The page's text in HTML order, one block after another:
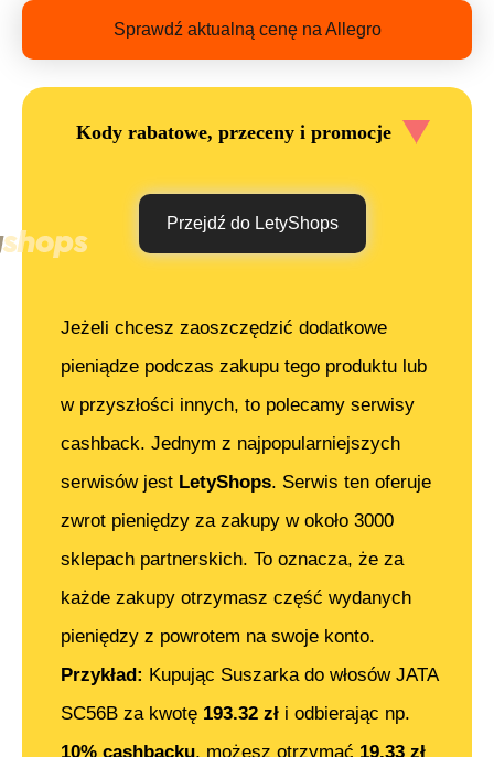
Sprawdź aktualną cenę na Allegro
Kody rabatowe, przeceny i promocje
Przejdź do LetyShops
Jeżeli chcesz zaoszczędzić dodatkowe
pieniądze podczas zakupu tego produktu lub
w przyszłości innych, to polecamy serwisy
cashback. Jednym z najpopularniejszych
serwisów jest LetyShops. Serwis ten oferuje
zwrot pieniędzy za zakupy w około 3000
sklepach partnerskich. To oznacza, że za
każde zakupy otrzymasz część wydanych
pieniędzy z powrotem na swoje konto.
Przykład: Kupując Suszarka do włosów JATA
SC56B za kwotę 193.32 zł i odbierając np.
10% cashbacku, możesz otrzymać 19.33 zł